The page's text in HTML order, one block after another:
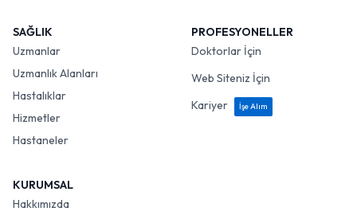
SAĞLIK
Uzmanlar
Uzmanlık Alanları
Hastalıklar
Hizmetler
Hastaneler
PROFESYONELLER
Doktorlar İçin
Web Siteniz İçin
Kariyer
İşe Alım
KURUMSAL
Hakkımızda